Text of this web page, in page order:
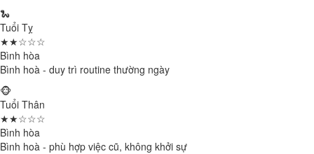
🐍
Tuổi Tỵ
★★☆☆☆
Bình hòa
Bình hoà - duy trì routine thường ngày
🐵
Tuổi Thân
★★☆☆☆
Bình hòa
Bình hoà - phù hợp việc cũ, không khởi sự